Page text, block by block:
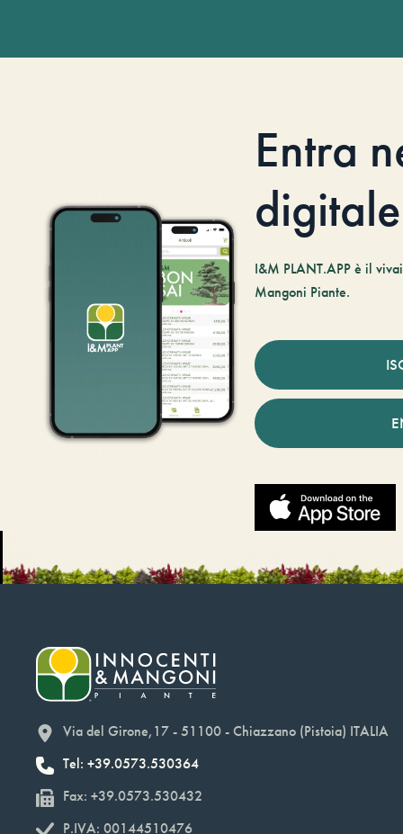
Entra
digitale
I&M PLANT.APP è il
Mangoni Piante.
Via del Girone,17 - 51100 - Chiazzano (Pistoia) ITALIA
Tel: +39.0573.530364
Fax: +39.0573.530432
P.IVA: 00144510476